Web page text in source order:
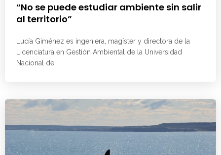
“No se puede estudiar ambiente sin salir
al territorio”
Lucía Giménez es ingeniera, magíster y directora de la
Licenciatura en Gestión Ambiental de la Universidad
Nacional de